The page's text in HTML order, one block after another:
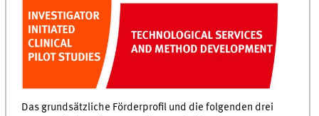
Das grundsätzliche Förderprofil und die folgenden drei